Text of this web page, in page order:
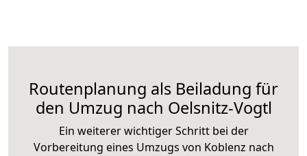
Routenplanung als Beiladung für
den Umzug nach Oelsnitz-Vogtl
Ein weiterer wichtiger Schritt bei der
Vorbereitung eines Umzugs von Koblenz nach